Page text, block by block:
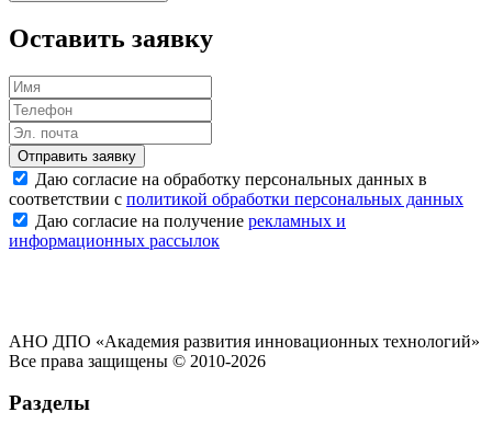
Оставить заявку
Отправить заявку
Даю согласие на обработку персональных данных в
соответствии с политикой обработки персональных данных
Даю согласие на получение рекламных и
информационных рассылок
АНО ДПО «Академия развития инновационных технологий»
Все права защищены © 2010-2026
Разделы